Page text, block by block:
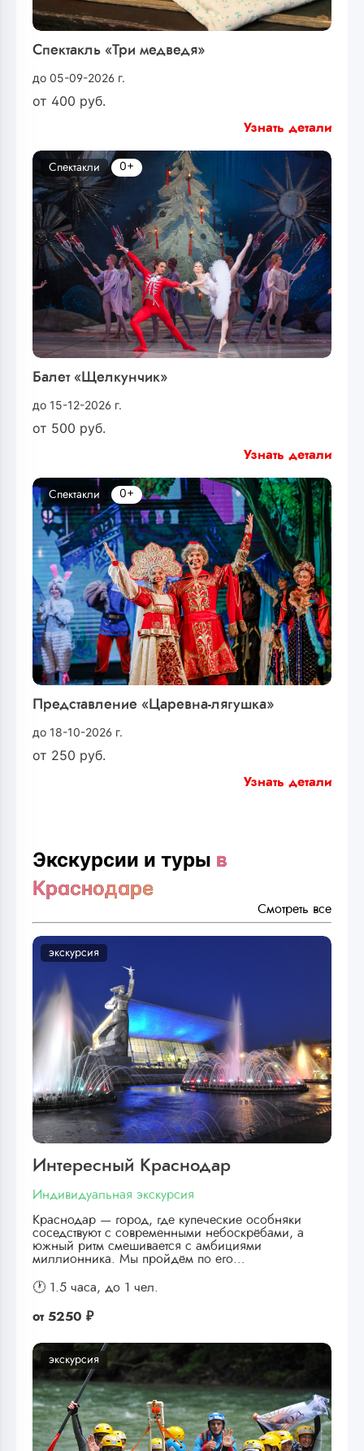
Спектакль «Три медведя»
до 05-09-2026 г.
от 400 руб.
Узнать детали
Балет «Щелкунчик»
до 15-12-2026 г.
от 500 руб.
Спектакли 0+
Узнать детали
Представление «Царевна-лягушка»
до 18-10-2026 г.
от 250 руб.
Спектакли 0+
Узнать детали
Экскурсии и туры в
Краснодаре
Смотреть все
экскурсия
Интересный Краснодар
Индивидуальная экскурсия
Краснодар — город, где купеческие особняки
соседствуют с современными небоскрёбами, а
южный ритм смешивается с амбициями
миллионника. Мы пройдём по его…
🕐 1.5 часа, до 1 чел.
от 5250 ₽
экскурсия